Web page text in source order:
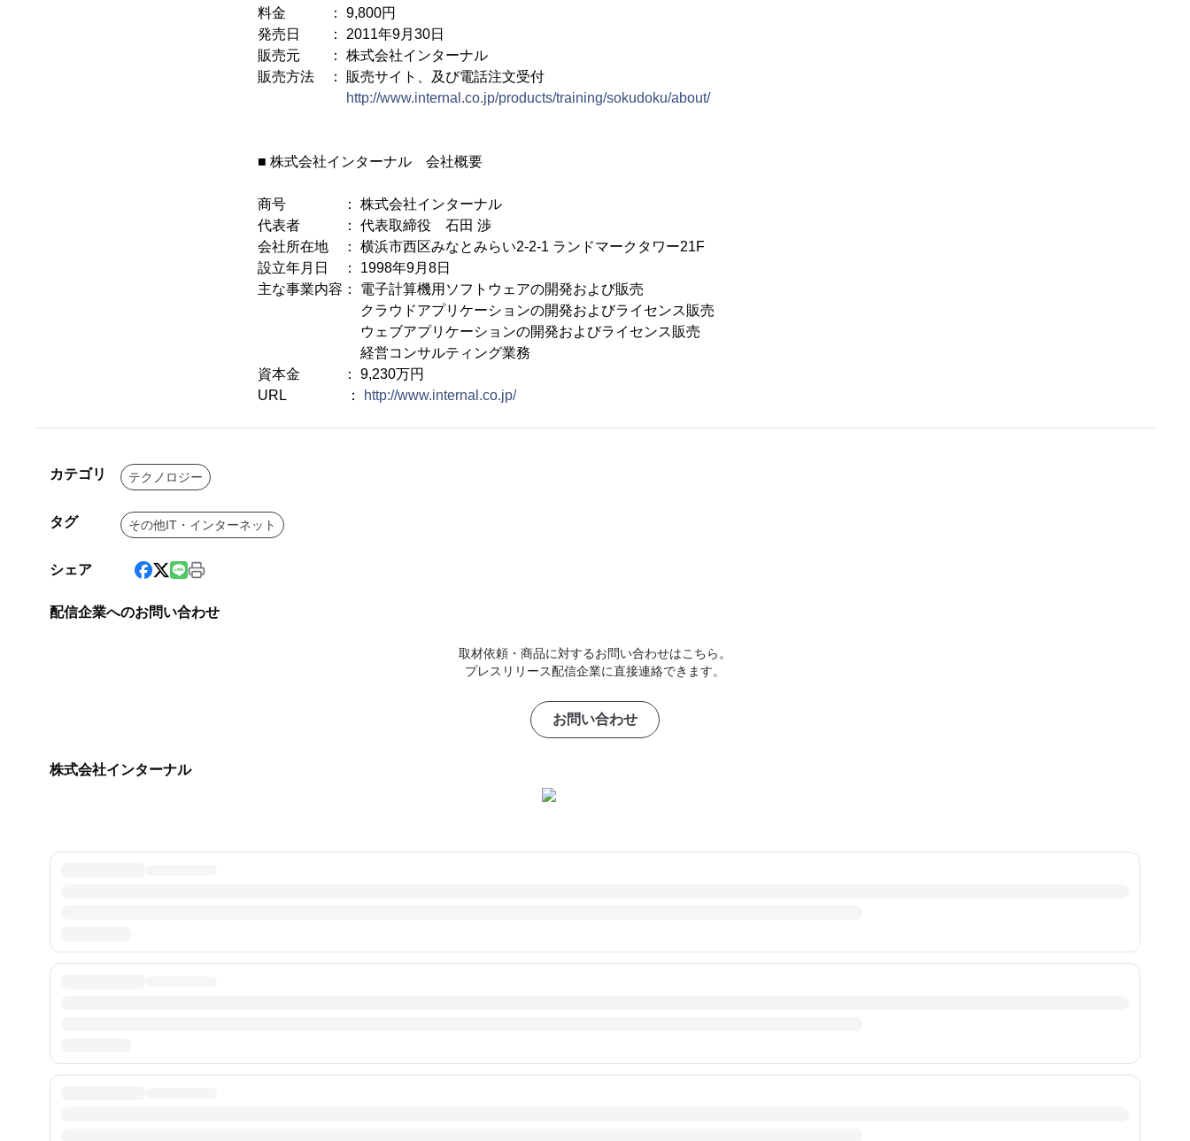
料金 ： 9,800円
発売日 ： 2011年9月30日
販売元 ： 株式会社インターナル
販売方法 ： 販売サイト、及び電話注文受付
http://www.internal.co.jp/products/training/sokudoku/about/
■ 株式会社インターナル 会社概要
商号 ： 株式会社インターナル
代表者 ： 代表取締役 石田 渉
会社所在地 ： 横浜市西区みなとみらい2-2-1 ランドマークタワー21F
設立年月日 ： 1998年9月8日
主な事業内容： 電子計算機用ソフトウェアの開発および販売
クラウドアプリケーションの開発およびライセンス販売
ウェブアプリケーションの開発およびライセンス販売
経営コンサルティング業務
資本金 ： 9,230万円
URL ：
http://www.internal.co.jp/
カテゴリ テクノロジー
タグ その他IT・インターネット
シェア
配信企業へのお問い合わせ
取材依頼・商品に対するお問い合わせはこちら。
プレスリリース配信企業に直接連絡できます。
お問い合わせ
株式会社インターナル